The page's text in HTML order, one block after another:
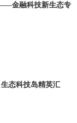
金融科技新生态专
态科技岛精英汇